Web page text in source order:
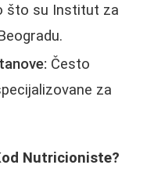
što su Institut za
Često
za
Nutricioniste?